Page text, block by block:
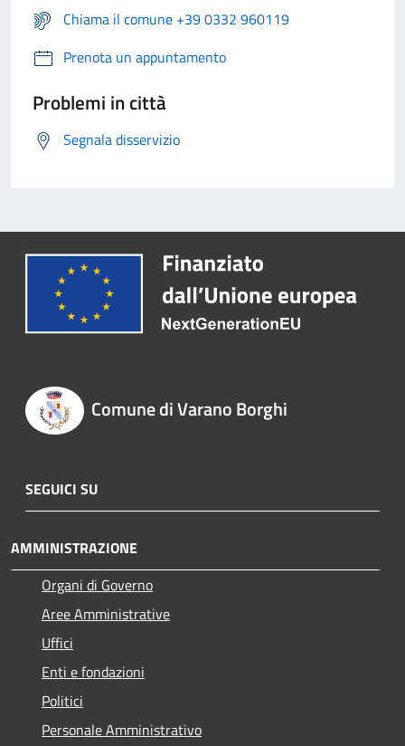
Chiama il comune +39 0332 960119
Prenota un appuntamento
Problemi in città
Segnala disservizio
Comune di Varano Borghi
SEGUICI SU
AMMINISTRAZIONE
Organi di Governo
Aree Amministrative
Uffici
Enti e fondazioni
Politici
Personale Amministrativo